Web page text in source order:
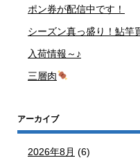
ポン券が配信中です！
シーズン真っ盛り！鮎竿
入荷情報～♪
三層肉
アーカイブ
2026年8月 (6)